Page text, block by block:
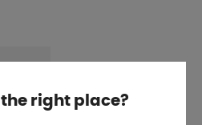
right place?